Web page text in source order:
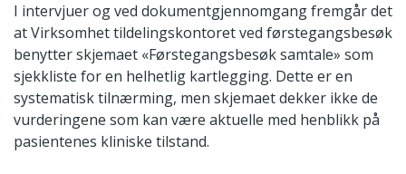
I intervjuer og ved dokumentgjennomgang fremgår det
at Virksomhet tildelingskontoret ved førstegangsbesøk
benytter skjemaet «Førstegangsbesøk samtale» som
sjekkliste for en helhetlig kartlegging. Dette er en
systematisk tilnærming, men skjemaet dekker ikke de
vurderingene som kan være aktuelle med henblikk på
pasientenes kliniske tilstand.